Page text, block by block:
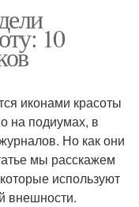
10
иконами красоты
на подиумах, в
Но как они
мы расскажем
используют
внешности.